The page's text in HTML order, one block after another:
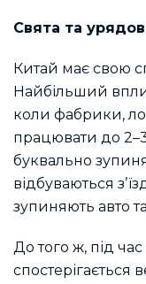
Свята та
Китай має свою
Найбільший
коли фабрики,
працювати до
буквально
відбуваються
зупиняють авто
До того ж, під
спостерігається